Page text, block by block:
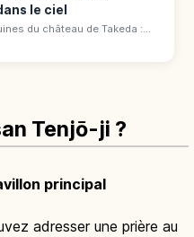
le ciel
du château de Takeda :
d’octobre à novembre, vue
et accès par JR Takeda et
Tenjō-ji ?
principal
adresser une prière au